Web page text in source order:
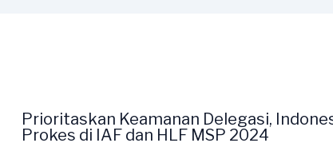
Prioritaskan Keamanan Delegasi,
Prokes di IAF dan HLF MSP 2024